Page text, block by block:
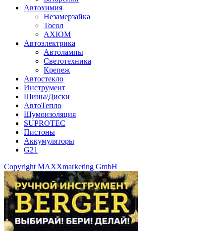
Автохимия
Незамерзайка
Тосол
AXIOM
Автоэлектрика
Автолампы
Светотехника
Крепеж
Автостекло
Инструмент
Шины/Диски
АвтоТепло
Шумоизоляция
SUPROTEC
Пистоны
Аккумуляторы
G21
Copyright MAXXmarketing GmbH